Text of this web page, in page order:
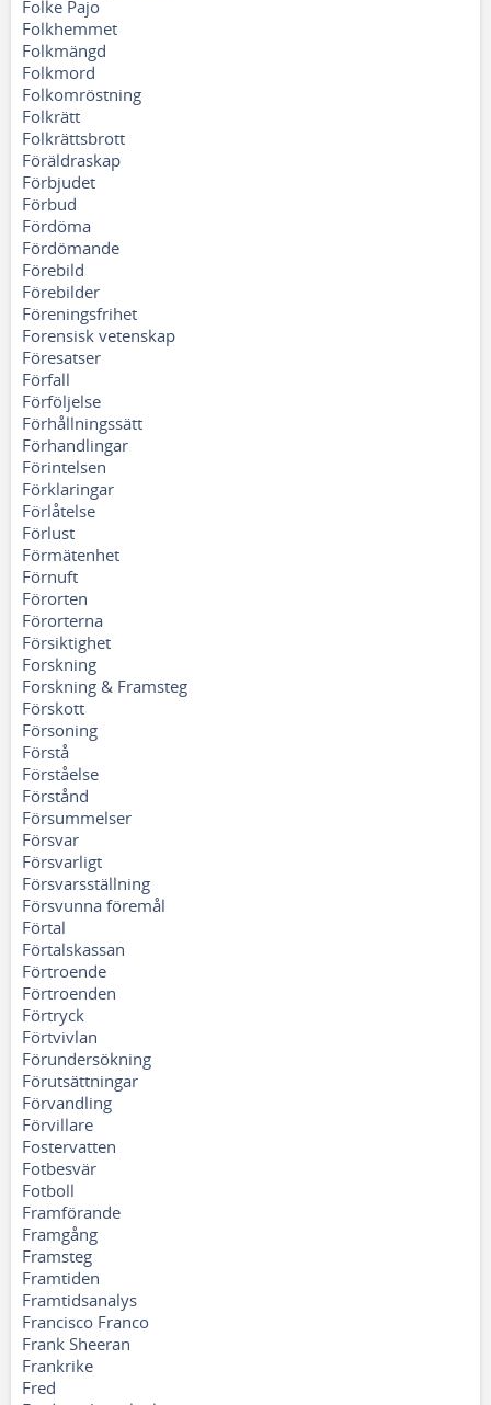
Folke Pajo
Folkhemmet
Folkmängd
Folkmord
Folkomröstning
Folkrätt
Folkrättsbrott
Föräldraskap
Förbjudet
Förbud
Fördöma
Fördömande
Förebild
Förebilder
Föreningsfrihet
Forensisk vetenskap
Föresatser
Förfall
Förföljelse
Förhållningssätt
Förhandlingar
Förintelsen
Förklaringar
Förlåtelse
Förlust
Förmätenhet
Förnuft
Förorten
Förorterna
Försiktighet
Forskning
Forskning & Framsteg
Förskott
Försoning
Förstå
Förståelse
Förstånd
Försummelser
Försvar
Försvarligt
Försvarsställning
Försvunna föremål
Förtal
Förtalskassan
Förtroende
Förtroenden
Förtryck
Förtvivlan
Förundersökning
Förutsättningar
Förvandling
Förvillare
Fostervatten
Fotbesvär
Fotboll
Framförande
Framgång
Framsteg
Framtiden
Framtidsanalys
Francisco Franco
Frank Sheeran
Frankrike
Fred